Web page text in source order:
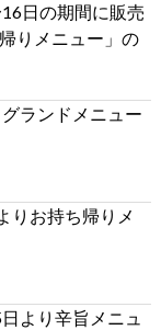
日の期間に販売
りメニュー」の
ランドメニュー
りお持ち帰りメ
より辛旨メニュ